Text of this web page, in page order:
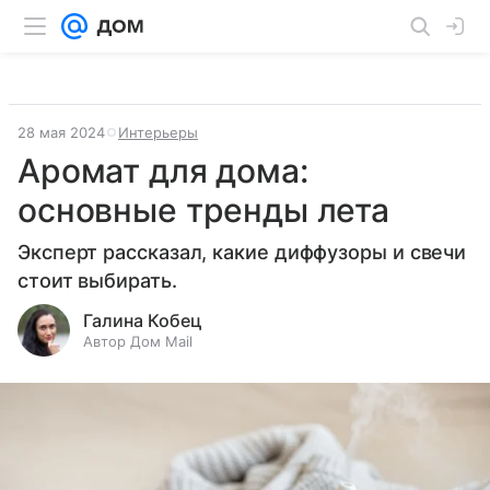
28 мая 2024 Интерьеры
Аромат для дома:
основные тренды лета
Эксперт рассказал, какие диффузоры и свечи
стоит выбирать.
Галина Кобец
Автор Дом Mail